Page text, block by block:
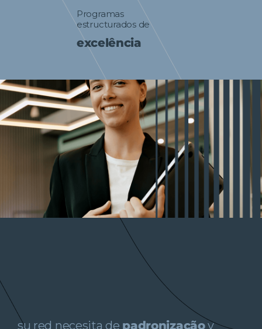
Programas
estructurados de
excelência
su red necesita de padronizaçãoy